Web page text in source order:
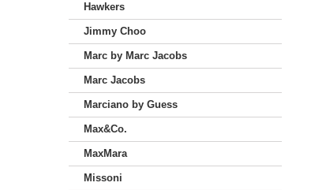
Hawkers
Jimmy Choo
Marc by Marc Jacobs
Marc Jacobs
Marciano by Guess
Max&Co.
MaxMara
Missoni